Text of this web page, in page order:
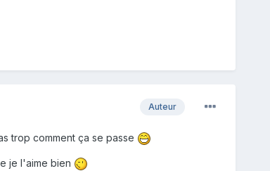
Auteur
trop comment ça se passe
je l'aime bien